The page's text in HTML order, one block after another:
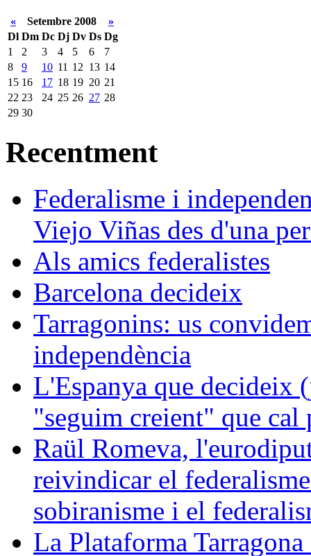
« Setembre 2008
»
Dl Dm Dc Dj Dv Ds Dg
1
2 3 4 5 6
7
8
9 10 11 12 13 14
15 16 17 18 19 20 21
22 23 24 25 26 27 28
29 30
Recentment
Federalisme i
Viejo Viñas des d'una
Als amics federalistes
Barcelona decideix
Tarragonins: us
independència
L'Espanya que decideix
"seguim creient" que cal
Raül Romeva,
reivindicar el
sobiranisme i el
La Plataforma